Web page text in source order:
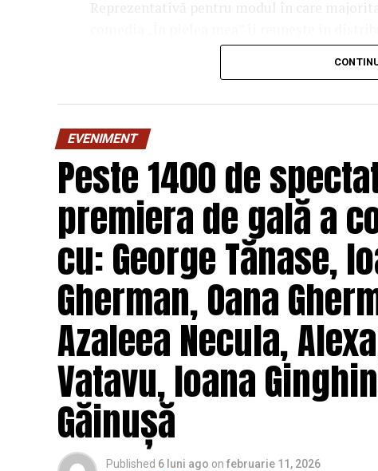
Reprezentativă pentru modul în care
Costache, Oana Gherman, Vlad
O comedie savuroasă despre un „schimb de
unui weekend, ce se dovedește un mod
mai bine partenerii și să renunțe la orgolii și
experiență de cinema relaxantă și amuzantă.
Regizorul și scenaristul Paul Decu,
„I.L.Caragiale” și al masteratului în regie
realizarea primului său lungmetraj cu o
Pădurețu (imagine), Bogdan Ivanovici
Vass (costume)
O comedie actuală și colorată, filmul „În
februarie, distribuit de T.R.I.B.E. Films.
Mai multe detalii, imagini de la filmări,
sunt disponibile pe paginile social media ale
„În Pielea Mea”
EVENIMENT
Peste 1400 de
premiera de gală a
cu: George Tănase,
Gherman, Oana
Azaleea Necula,
Vatavu, Ioana
Găinușă
Published 6 luni ago on februarie 11, 2026